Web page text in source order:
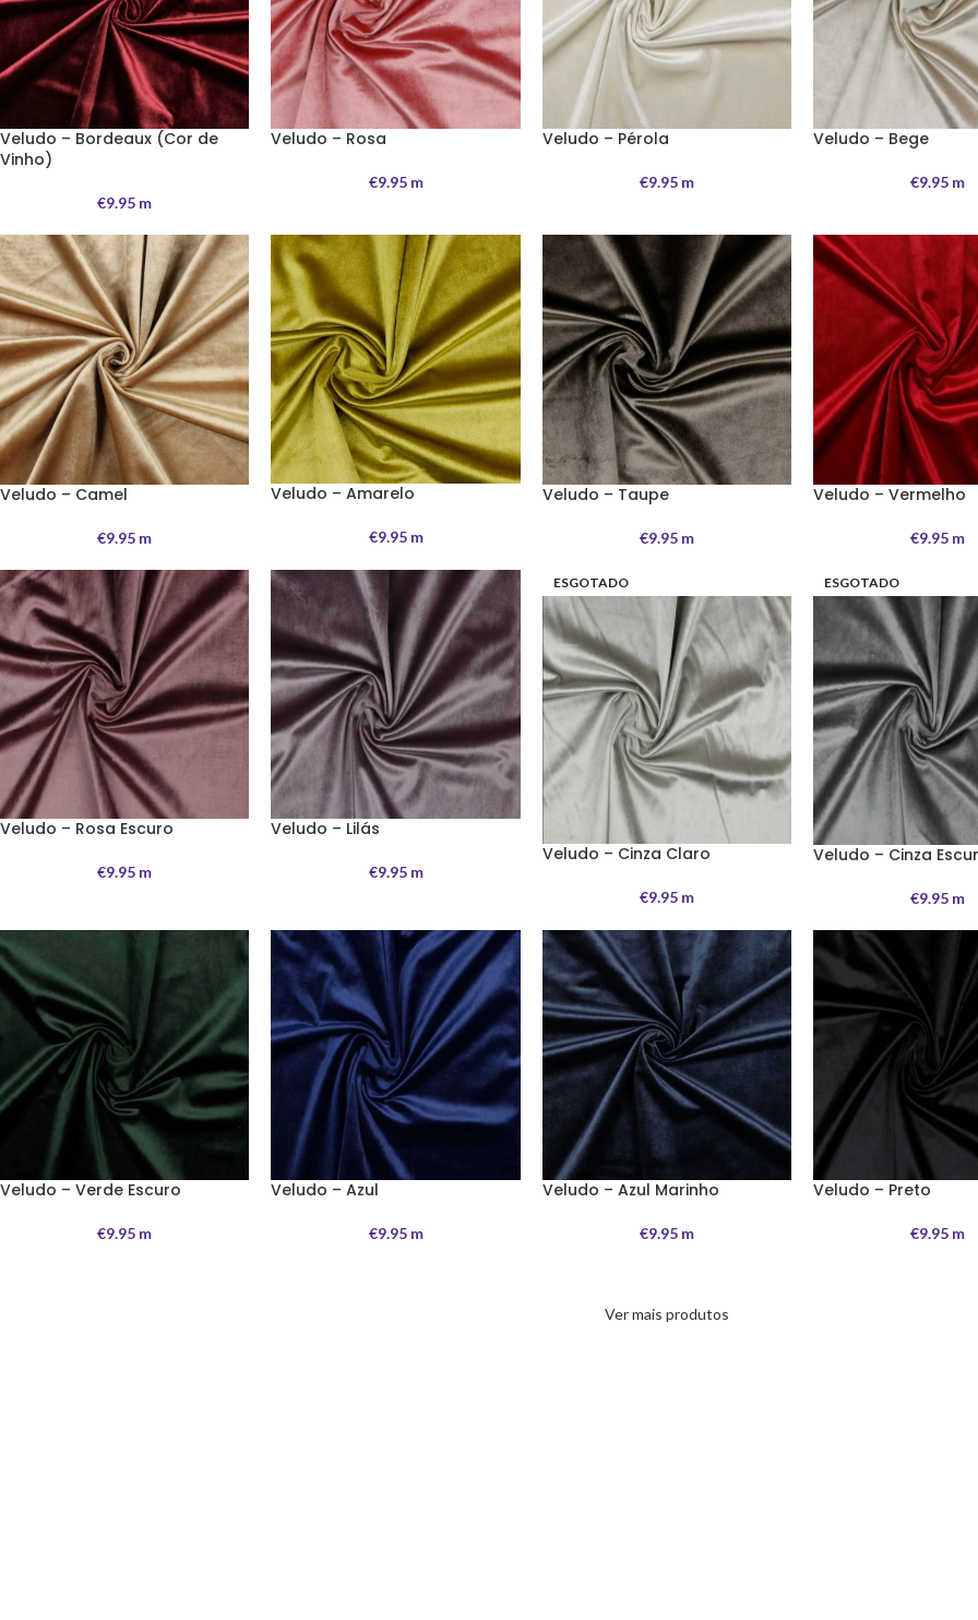
Veludo – Bordeaux (Cor de
Vinho)
€9.95 m
Veludo – Rosa
€9.95m
Veludo – Pérola
€9.95m
Veludo – Bege
€9.95 m
Veludo – Camel
€9.95 m
Veludo – Amarelo
€9.95m
Veludo – Taupe
€9.95m
Veludo – Vermelho
€9.95 m
Veludo – Rosa Escuro
€9.95 m
Veludo – Lilás
€9.95m
ESGOTADO
Veludo – Cinza Claro
€9.95m
ESGOTADO
Veludo – Cinza
€9.95 m
Veludo – Verde Escuro
€9.95 m
Veludo – Azul
€9.95m
Veludo – Azul Marinho
€9.95m
Veludo – Preto
€9.95 m
Ver mais produtos